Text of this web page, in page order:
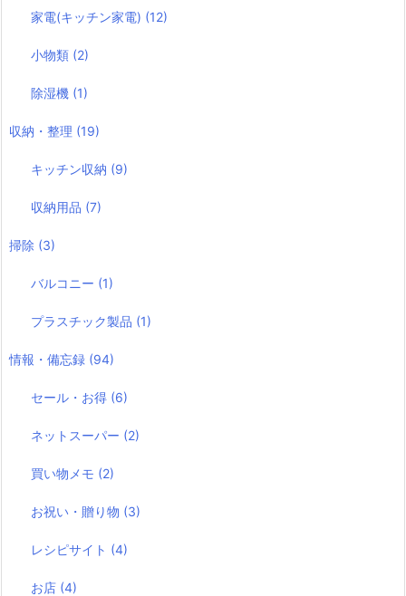
家電(キッチン家電) (12)
小物類 (2)
除湿機 (1)
収納・整理 (19)
キッチン収納 (9)
収納用品 (7)
掃除 (3)
バルコニー (1)
プラスチック製品 (1)
情報・備忘録 (94)
セール・お得 (6)
ネットスーパー (2)
買い物メモ (2)
お祝い・贈り物 (3)
レシピサイト (4)
お店 (4)